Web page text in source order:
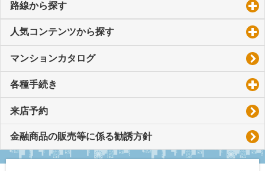
路線から探す
人気コンテンツから探す
マンションカタログ
各種手続き
来店予約
金融商品の販売等に係る勧誘方針